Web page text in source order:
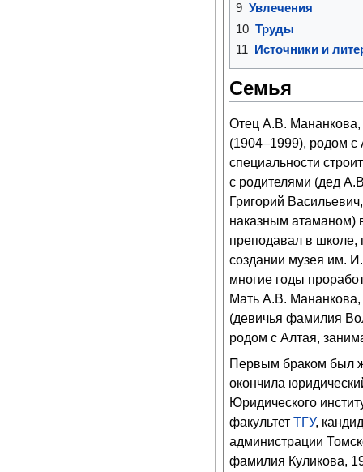
9 Увлечения
10 Труды
11 Источники и
Семья
Отец А.В. Мананкова,
(1904–1999), родом с
специальности
с родителями (дед
Григорий
наказным атаманом)
преподавал в школе,
создании музея им.
многие годы
Мать А.В.
(девичья фамилия
родом с Алтая,
Первым браком был
окончила
Юридического
факультет ТГУ,
администрации
фамилия Куликова,